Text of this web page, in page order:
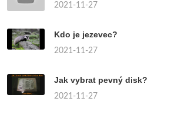
2021-11-27
Kdo je jezevec?
2021-11-27
Jak vybrat pevný disk?
2021-11-27